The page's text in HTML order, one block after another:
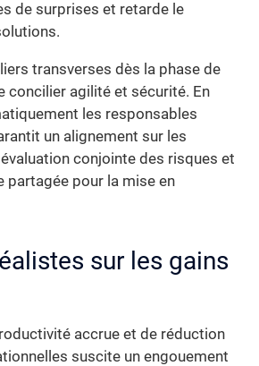
de surprises et retarde le
transverses dès la phase de
concilier agilité et sécurité. En
les responsables
un alignement sur les
conjointe des risques et
partagée pour la mise en
sur les gains
accrue et de réduction
suscite un engouement